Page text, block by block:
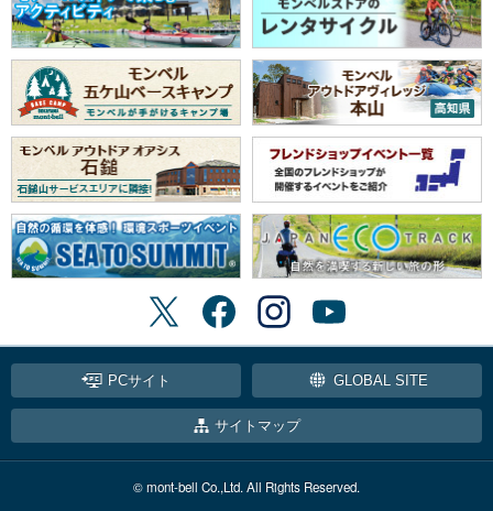
PCサイト GLOBAL SITE
サイトマップ
© mont-bell Co.,Ltd. All Rights Reserved.